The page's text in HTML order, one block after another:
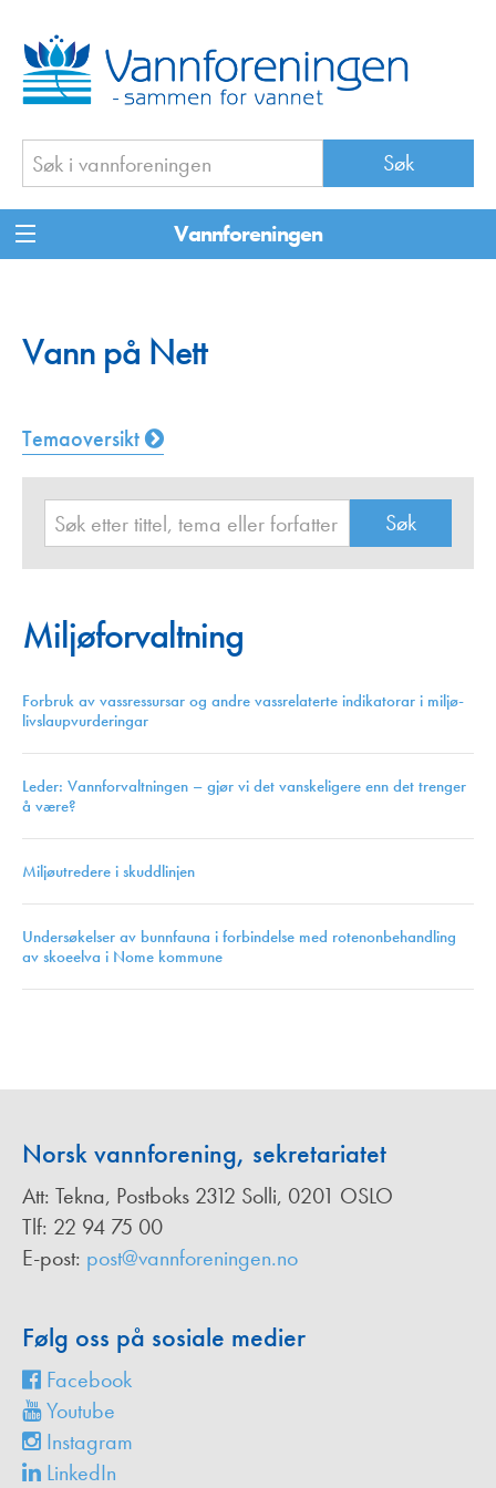
Vannforeningen
Vann på Nett
Temaoversikt
Miljøforvaltning
Forbruk av vassressursar og andre vassrelaterte indikatorar i miljø-
livslaupvurderingar
Leder: Vannforvaltningen – gjør vi det vanskeligere enn det trenger
å være?
Miljøutredere i skuddlinjen
Undersøkelser av bunnfauna i forbindelse med rotenonbehandling
av skoeelva i Nome kommune
Norsk vannforening, sekretariatet
Att: Tekna, Postboks 2312 Solli, 0201 OSLO
Tlf: 22 94 75 00
E-post: post@vannforeningen.no
Følg oss på sosiale medier
Facebook
Youtube
Instagram
LinkedIn